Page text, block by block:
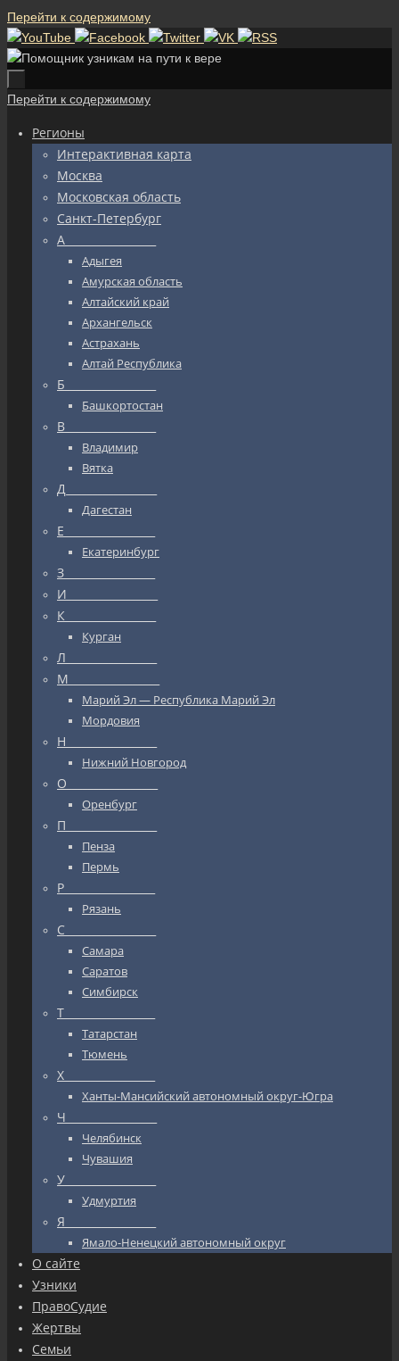
Перейти к содержимому
Перейти к содержимому
Регионы
Интерактивная карта
Москва
Московская область
Санкт-Петербург
А_________________
Адыгея
Амурская область
Алтайский край
Архангельск
Астрахань
Алтай Республика
Б_________________
Башкортостан
В_________________
Владимир
Вятка
Д_________________
Дагестан
Е_________________
Екатеринбург
З_________________
И_________________
К_________________
Курган
Л_________________
М_________________
Марий Эл — Республика Марий Эл
Мордовия
Н_________________
Нижний Новгород
О_________________
Оренбург
П_________________
Пенза
Пермь
Р_________________
Рязань
С_________________
Самара
Саратов
Симбирск
Т_________________
Татарстан
Тюмень
Х_________________
Ханты-Мансийский автономный округ-Югра
Ч_________________
Челябинск
Чувашия
У_________________
Удмуртия
Я_________________
Ямало-Ненецкий автономный округ
О сайте
Узники
ПравоСудие
Жертвы
Семьи